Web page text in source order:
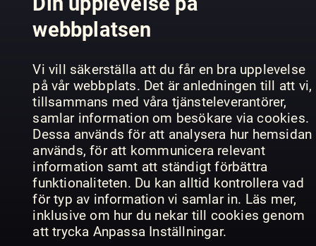
webbplatsen
Vi vill säkerställa att du får en bra upplevelse
på vår webbplats. Det är anledningen till att vi,
tillsammans med våra tjänsteleverantörer,
samlar information om besökare via cookies.
Dessa används för att analysera hur hemsidan
används, för att kommunicera relevant
information samt att ständigt förbättra
funktionaliteten. Du kan alltid kontrollera vad
för typ av information vi samlar in. Läs mer,
inklusive om hur du nekar till cookies genom
att trycka Anpassa Inställningar.
Kallelse Notice AGM 2020 25 May 2020
Formulär för förhandsröstning AGM 2020 - Readly
Form for advanced voting AGM 2020 - Readly International
AB
200424 Proxy form AGM 2020 Readly - International AB
200424 Fullmaktsformulär AGM 2020 - Readly International
AB
200416: Kallelse Notice EGM 30 april 2020
200416: Fullmaktsblankett
200416: Proxy form